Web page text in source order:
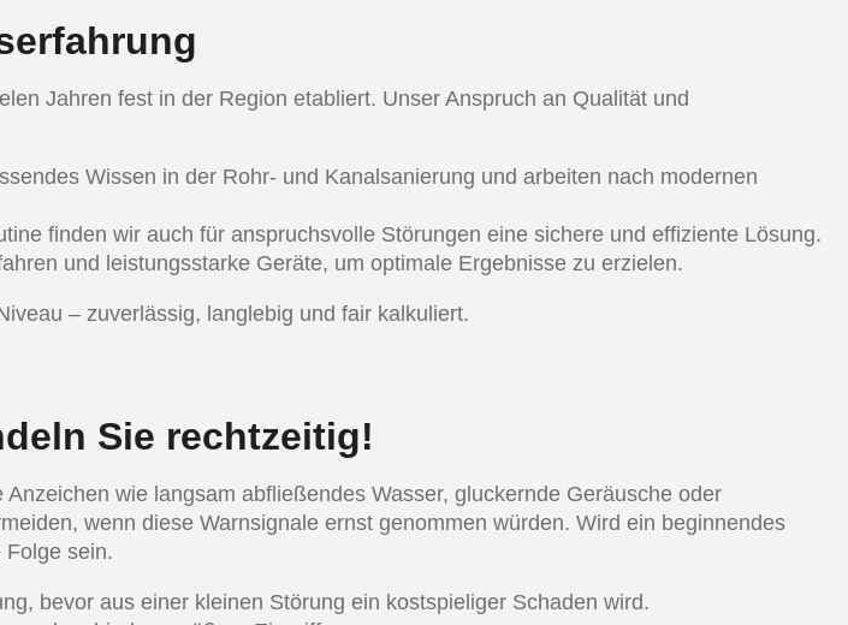
Jahren fest in der Region etabliert. Unser Anspruch an Qualität und
Wissen in der Rohr- und Kanalsanierung und arbeiten nach modernen
finden wir auch für anspruchsvolle Störungen eine sichere und effiziente Lösung.
und leistungsstarke Geräte, um optimale Ergebnisse zu erzielen.
– zuverlässig, langlebig und fair kalkuliert.
Sie rechtzeitig!
wie langsam abfließendes Wasser, gluckernde Geräusche oder
wenn diese Warnsignale ernst genommen würden. Wird ein beginnendes
Folge sein.
bevor aus einer kleinen Störung ein kostspieliger Schaden wird.